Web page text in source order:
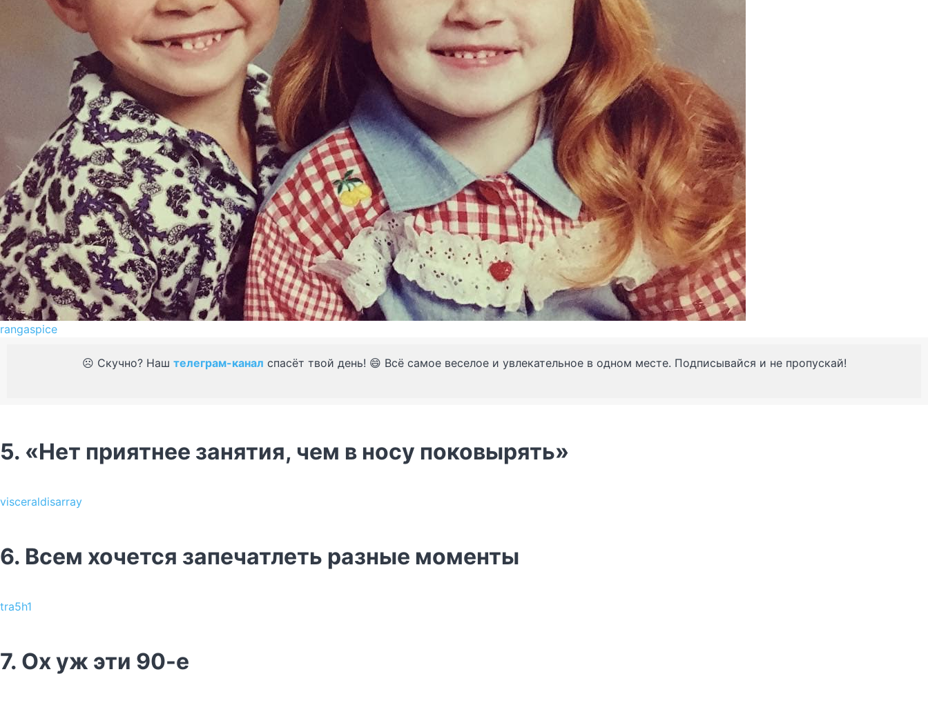
rangaspice
☹️ Скучно? Наш телеграм-канал спасёт твой день! 😄 Всё самое веселое и увлекательное в одном месте. Подписывайся и не пропускай!
5. «Нет приятнее занятия, чем в носу поковырять»
visceraldisarray
6. Всем хочется запечатлеть разные моменты
tra5h1
7. Ох уж эти 90-е